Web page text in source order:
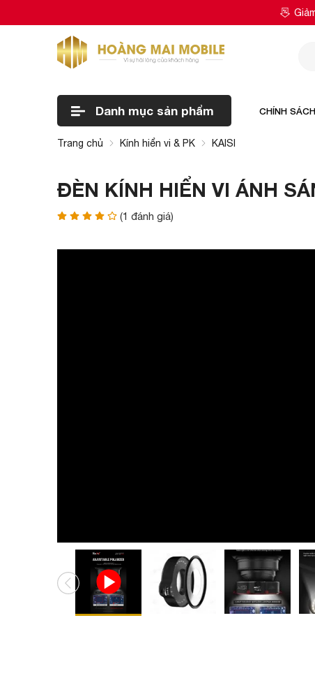
Danh mục sản phẩm CHÍNH
Trang chủ Kính hiển vi & PK KAISI
ĐÈN KÍNH HIỂN VI ÁNH
(1 đánh giá)